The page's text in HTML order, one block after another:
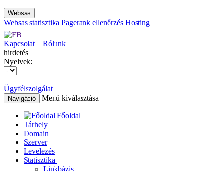
Websas
Websas statisztika Pagerank ellenőrzés Hosting
Kapcsolat
Rólunk
hirdetés
Nyelvek:
Ügyfélszolgálat
Navigáció Menü kiválasztása
Főoldal
Tárhely
Domain
Szerver
Levelezés
Statisztika
Linkbázis